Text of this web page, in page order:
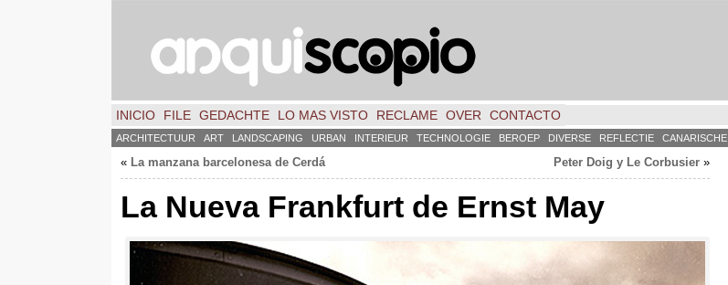
INICIO FILE GEDACHTE LO MAS VISTO RECLAME OVER CONTACTO
ARCHITECTUUR ART LANDSCAPING URBAN INTERIEUR TECHNOLOGIE BEROEP DIVERSE REFLECTIE CANARISCHE
« La manzana barcelonesa de Cerdá Peter Doig y Le Corbusier »
La Nueva Frankfurt de Ernst May